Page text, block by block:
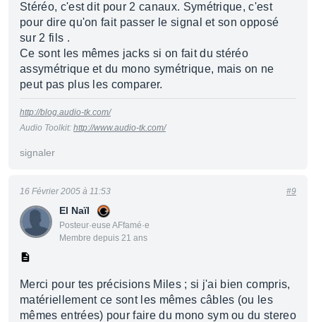
Stéréo, c'est dit pour 2 canaux. Symétrique, c'est
pour dire qu'on fait passer le signal et son opposé
sur 2 fils .
Ce sont les mêmes jacks si on fait du stéréo
assymétrique et du mono symétrique, mais on ne
peut pas plus les comparer.
http://blog.audio-tk.com/
Audio Toolkit: http://www.audio-tk.com/
signaler
El Naïl
Posteur·euse AFfamé·e
Membre depuis 21 ans
16 Février 2005 à 11:53 #9
Merci pour tes précisions Miles ; si j'ai bien compris,
matériellement ce sont les mêmes câbles (ou les
mêmes entrées) pour faire du mono sym ou du stereo